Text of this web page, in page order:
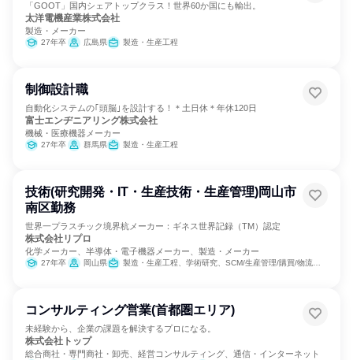
「GOOT」国内シェアトップクラス！世界60か国にも輸出。
太洋電機産業株式会社
製造・メーカー
27年卒 広島県 製造・生産工程
制御設計職
自動化システムの｢頭脳｣を設計する！＊土日休＊年休120日
富士エンヂニアリング株式会社
機械・医療機器メーカー
27年卒 群馬県 製造・生産工程
技術(研究開発・IT・生産技術・生産管理)岡山市
南区勤務
世界一プラスチック境界杭メーカー：ギネス世界記録（TM）認定
株式会社リプロ
化学メーカー、半導体・電子機器メーカー、製造・メーカー
27年卒 岡山県 製造・生産工程、学術研究、SCM/生産管理/購買/物流、営業、建築/土木/プラント専門職、商品企画
コンサルティング営業(首都圏エリア)
未経験から、企業の課題を解決するプロになる。
株式会社トップ
総合商社・専門商社・卸売、経営コンサルティング、通信・インターネット